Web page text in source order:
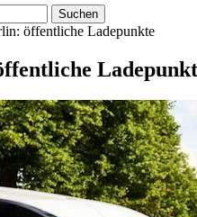
öffentliche Ladepunkte